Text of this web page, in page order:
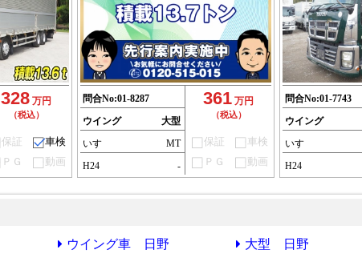
328 万円
（税込）
保証
車検
ＰＧ
動画
問合No:01-8287
ウイング
大型
いすゞ
MT
H24
-
361 万円
（税込）
保証
車検
ＰＧ
動画
問合No:01-7743
ウイング
いすゞ
H24
ウイング車 日野 大型 日野